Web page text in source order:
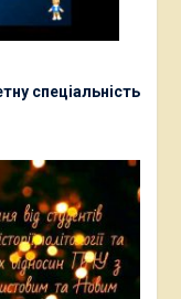
спеціальність